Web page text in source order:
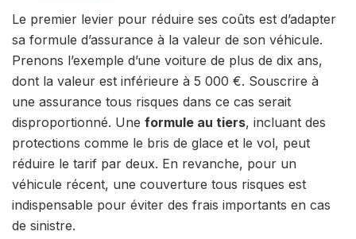
Le premier levier pour réduire ses coûts est d’adapter
sa formule d’assurance à la valeur de son véhicule.
Prenons l’exemple d’une voiture de plus de dix ans,
dont la valeur est inférieure à 5 000 €. Souscrire à
une assurance tous risques dans ce cas serait
disproportionné. Une formule au tiers, incluant des
protections comme le bris de glace et le vol, peut
réduire le tarif par deux. En revanche, pour un
véhicule récent, une couverture tous risques est
indispensable pour éviter des frais importants en cas
de sinistre.